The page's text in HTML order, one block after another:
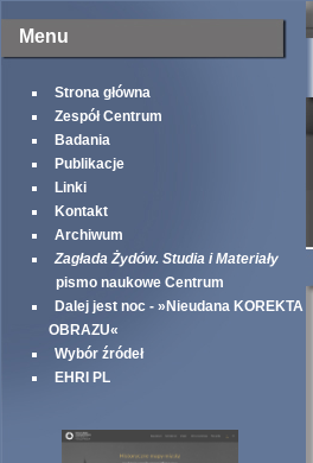
Menu
Strona główna
Zespół Centrum
Badania
Publikacje
Linki
Kontakt
Archiwum
Zagłada Żydów. Studia i Materiały
pismo naukowe Centrum
Dalej jest noc - »Nieudana KOREKTA
OBRAZU«
Wybór źródeł
EHRI PL